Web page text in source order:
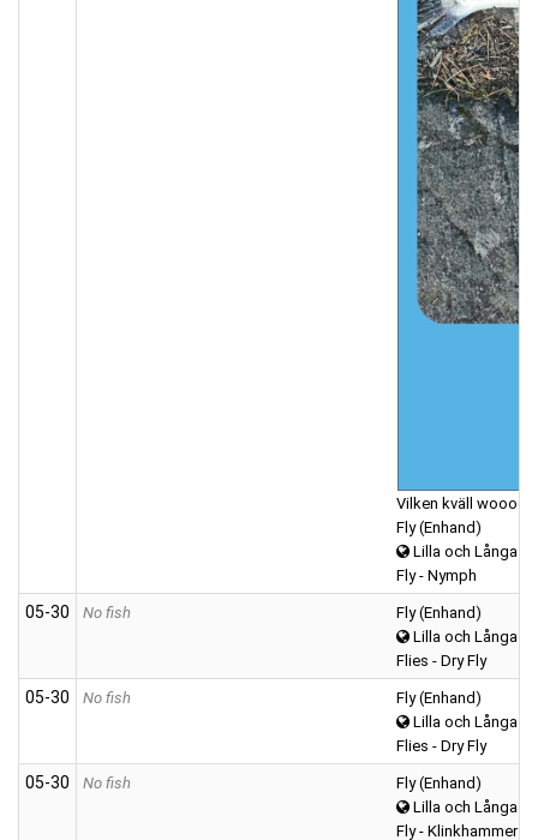
Vilken kväll
Fly (Enhand)
Lilla och Långa
Fly - Nymph
05‑30 No fish
Fly (Enhand)
Lilla och Långa
Flies - Dry Fly
05‑30 No fish
Fly (Enhand)
Lilla och Långa
Flies - Dry Fly
05‑30 No fish
Fly (Enhand)
Lilla och Långa
Fly - Klinkhammer